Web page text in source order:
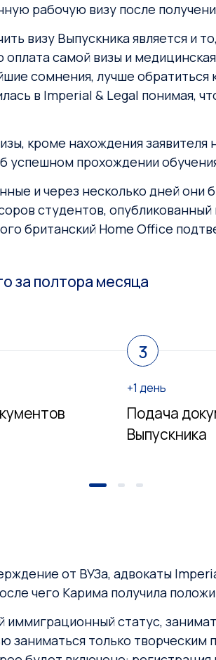
рабочую визу после
визу Выпускника является и
самой визы и
сомнения, лучше обратиться
в Imperial & Legal понимая,
кроме нахождения
успешном прохождении
и через несколько дней они
студентов,
британский Home Office
за полтора месяца
3
+1 день
Подача
Выпускника
от ВУЗа, адвокаты
чего Карима получила
статус,
заниматься только